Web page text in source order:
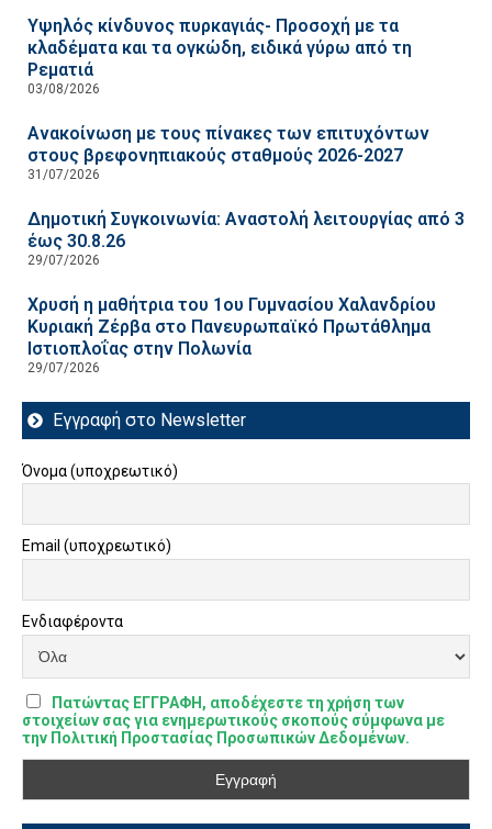
Υψηλός κίνδυνος πυρκαγιάς- Προσοχή με τα
κλαδέματα και τα ογκώδη, ειδικά γύρω από τη
Ρεματιά
03/08/2026
Ανακοίνωση με τους πίνακες των επιτυχόντων
στους βρεφονηπιακούς σταθμούς 2026-2027
31/07/2026
Δημοτική Συγκοινωνία: Αναστολή λειτουργίας από 3
έως 30.8.26
29/07/2026
Χρυσή η μαθήτρια του 1ου Γυμνασίου Χαλανδρίου
Κυριακή Ζέρβα στο Πανευρωπαϊκό Πρωτάθλημα
Ιστιοπλοΐας στην Πολωνία
29/07/2026
Εγγραφή στο Newsletter
Όνομα (υποχρεωτικό)
Email (υποχρεωτικό)
Ενδιαφέροντα
Πατώντας ΕΓΓΡΑΦΗ, αποδέχεστε τη χρήση των
στοιχείων σας για ενημερωτικούς σκοπούς σύμφωνα με
την Πολιτική Προστασίας Προσωπικών Δεδομένων.